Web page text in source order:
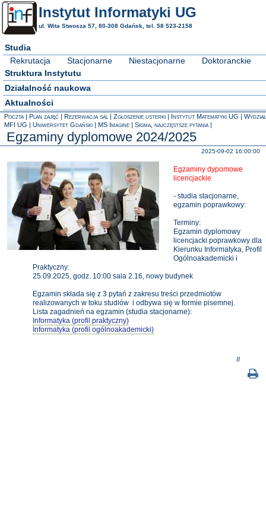
Instytut Informatyki UG
ul. Wita Stwosza 57, 80-308 Gdańsk, tel. 58 523-2158
Studia
Rekrutacja
Stacjonarne Niestacjonarne
Doktoranckie
Struktura Instytutu
Działalność naukowa
Aktualności
Poczta Plan zajęć Rezerwacja sal Zgłoszenie usterki Instytut Matematyki UG
Wydział
MFI UG
Uniwersytet Gdański MS Imagine Sigma, najczęstsze pytania
Egzaminy dyplomowe 2024/2025
2025-09-02 16:00:00
Egzaminy dypomowe
licencjackie
- studia stacjonarne,
egzamin poprawkowy:
Terminy:
Egzamin dyplomowy
licencjacki poprawkowy dla
Kierunku Informatyka, Profil
Ogólnoakademicki i
Praktyczny:
25.09.2025, godz. 10:00 sala 2.16, nowy budynek
Egzamin składa się z 3 pytań z zakresu treści przedmiotów
realizowanych w toku studiów i odbywa się w formie pisemnej.
Lista zagadnień na egzamin (studia stacjonarne):
Informatyka (profil praktyczny)
Informatyka (profil ogólnoakademicki)
II